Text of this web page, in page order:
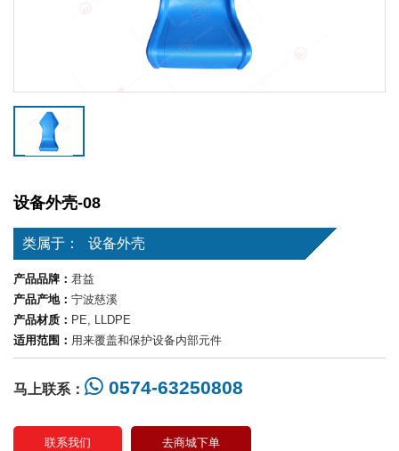
设备外壳-08
类属于： 设备外壳
产品品牌： 君益
产品产地： 宁波慈溪
产品材质： PE, LLDPE
适用范围： 用来覆盖和保护设备内部元件
马上联系： 0574-63250808
联系我们 去商城下单